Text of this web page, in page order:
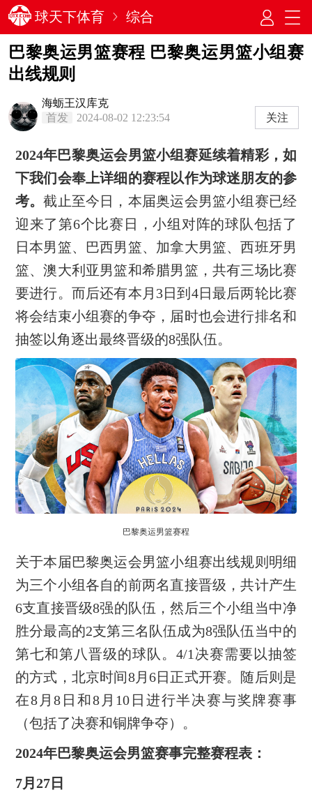
球天下体育 综合
巴黎奥运男篮赛程 巴黎奥运男篮小组赛
出线规则
海蛎王汉库克
首发
2024-08-02 12:23:54 关注
2024年巴黎奥运会男篮小组赛延续着精彩，如
下我们会奉上详细的赛程以作为球迷朋友的参
考。截止至今日，本届奥运会男篮小组赛已经
迎来了第6个比赛日，小组对阵的球队包括了
日本男篮、巴西男篮、加拿大男篮、西班牙男
篮、澳大利亚男篮和希腊男篮，共有三场比赛
要进行。而后还有本月3日到4日最后两轮比赛
将会结束小组赛的争夺，届时也会进行排名和
抽签以角逐出最终晋级的8强队伍。
巴黎奥运男篮赛程
关于本届巴黎奥运会男篮小组赛出线规则明细
为三个小组各自的前两名直接晋级，共计产生
6支直接晋级8强的队伍，然后三个小组当中净
胜分最高的2支第三名队伍成为8强队伍当中的
第七和第八晋级的球队。4/1决赛需要以抽签
的方式，北京时间8月6日正式开赛。随后则是
在8月8日和8月10日进行半决赛与奖牌赛事
（包括了决赛和铜牌争夺）。
2024年巴黎奥运会男篮赛事完整赛程表：
7月27日